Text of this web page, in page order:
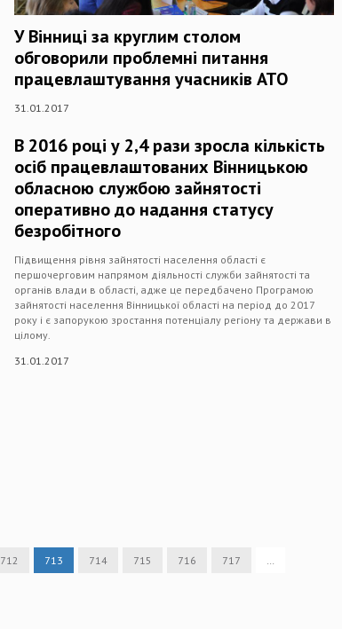
У Вінниці за круглим столом
обговорили проблемні питання
працевлаштування учасників АТО
31.01.2017
В 2016 році у 2,4 рази зросла кількість
осіб працевлаштованих Вінницькою
обласною службою зайнятості
оперативно до надання статусу
безробітного
Підвищення рівня зайнятості населення області є
першочерговим напрямом діяльності служби зайнятості та
органів влади в області, адже це передбачено Програмою
зайнятості населення Вінницької області на період до 2017
року і є запорукою зростання потенціалу регіону та держави в
цілому.
31.01.2017
712 713 714 715 716 717 …